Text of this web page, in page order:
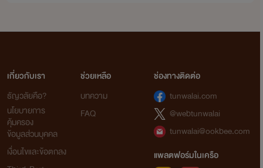
เกี่ยวกับเรา
ธัญวลัยคือ?
นโยบายการ
คุ้มครอง
ข้อมูลส่วนบุคคล
เงื่อนไขและข้อตกลง
ช่วยเหลือ
บทความ
FAQ
ช่องทางติดต่อ
tunwalai.com
@webtunwalai
tunwalai@ookbee.com
แพลตฟอร์มในเครือ